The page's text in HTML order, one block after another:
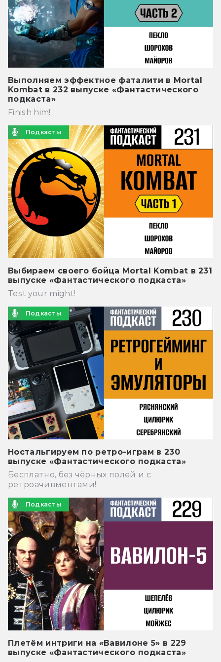
Выполняем эффектное фаталити в Mortal
Kombat в 232 выпуске «Фантастического
подкаста»
Finish him!
Подкасты
Выбираем своего бойца Mortal Kombat в 231
выпуске «Фантастического подкаста»
Test your might!
Подкасты
Ностальгируем по ретро-играм в 230
выпуске «Фантастического подкаста»
Бесплатно, без чёрных полей и с
ретроачивментами!
Подкасты
Плетём интриги на «Вавилоне 5» в 229
выпуске «Фантастического подкаста»